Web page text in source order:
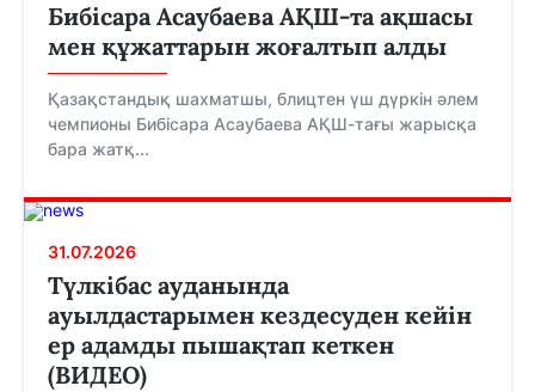
Бибісара Асаубаева АҚШ-та ақшасы
мен құжаттарын жоғалтып алды
Қазақстандық шахматшы, блицтен үш дүркін әлем
чемпионы Бибісара Асаубаева АҚШ-тағы жарысқа
бара жатқ...
31.07.2026
Түлкібас ауданында
ауылдастарымен кездесуден кейін
ер адамды пышақтап кеткен
(ВИДЕО)